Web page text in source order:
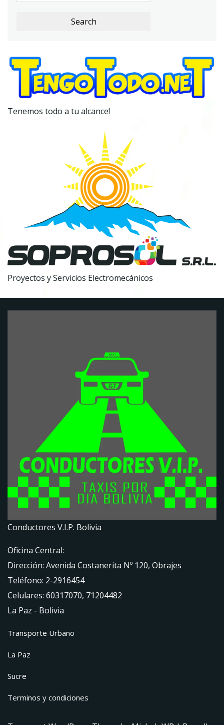
Search
Tenemos todo a tu alcance!
Proyectos y Servicios Electromecánicos
Conductores V.I.P. Bolivia
Oficina Central:
Dirección: Avenida Costanerita Nº 120, Obrajes
Teléfono: 2-2916454
Celulares: 60317070, 71204482
La Paz - Bolivia
Transporte Urbano
La Paz
Sucre
Terminos y condiciones